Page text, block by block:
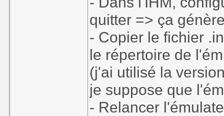
quitter => ça
- Copier le fichier
le répertoire de
(j'ai utilisé la
je suppose que
- Relancer